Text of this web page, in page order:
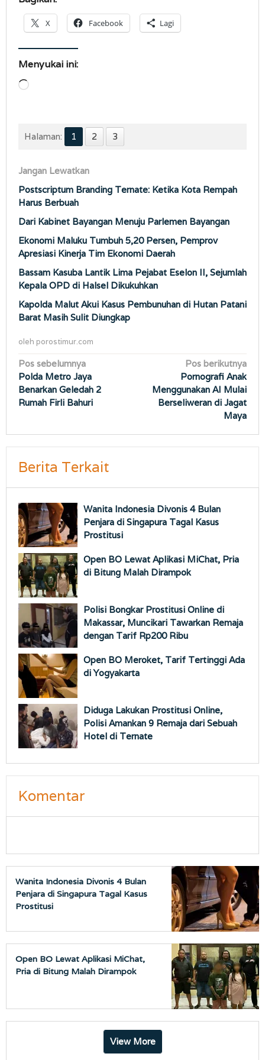
X Facebook Lagi
Menyukai ini:
Memuat...
Halaman: 1 2 3
Jangan Lewatkan
Postscriptum Branding Ternate: Ketika Kota Rempah
Harus Berbuah
Dari Kabinet Bayangan Menuju Parlemen Bayangan
Ekonomi Maluku Tumbuh 5,20 Persen, Pemprov
Apresiasi Kinerja Tim Ekonomi Daerah
Bassam Kasuba Lantik Lima Pejabat Eselon II, Sejumlah
Kepala OPD di Halsel Dikukuhkan
Kapolda Malut Akui Kasus Pembunuhan di Hutan Patani
Barat Masih Sulit Diungkap
oleh porostimur.com
Navigasi
pos
Pos sebelumnya
Polda Metro Jaya
Benarkan Geledah 2
Rumah Firli Bahuri
Pos berikutnya
Pornografi Anak
Menggunakan AI Mulai
Berseliweran di Jagat
Maya
Berita Terkait
Wanita Indonesia Divonis 4 Bulan
Penjara di Singapura Tagal Kasus
Prostitusi
Open BO Lewat Aplikasi MiChat, Pria
di Bitung Malah Dirampok
Polisi Bongkar Prostitusi Online di
Makassar, Muncikari Tawarkan Remaja
dengan Tarif Rp200 Ribu
Open BO Meroket, Tarif Tertinggi Ada
di Yogyakarta
Diduga Lakukan Prostitusi Online,
Polisi Amankan 9 Remaja dari Sebuah
Hotel di Ternate
Komentar
Wanita Indonesia Divonis 4 Bulan
Penjara di Singapura Tagal Kasus
Prostitusi
Open BO Lewat Aplikasi MiChat,
Pria di Bitung Malah Dirampok
View More